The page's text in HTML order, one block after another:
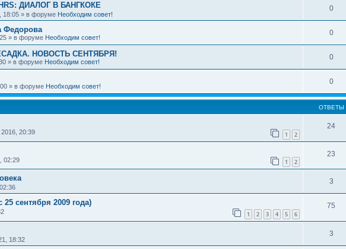
ДИАЛОГ В БАНГКОКЕ
18:05 » в форуме Необходим совет!
0
Федорова
» в форуме Необходим совет!
0
НОВОСТЬ СЕНТЯБРЯ!
» в форуме Необходим совет!
0
» в форуме Необходим совет!
0
ОТВЕТЫ
20:39 1 2
24
02:29 1 2
23
3
сентября 2009 года)
1 2 3 4 5 6
75
18:32
3